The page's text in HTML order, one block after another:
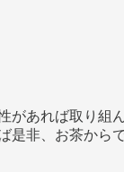
あれば取り組
非、お茶から